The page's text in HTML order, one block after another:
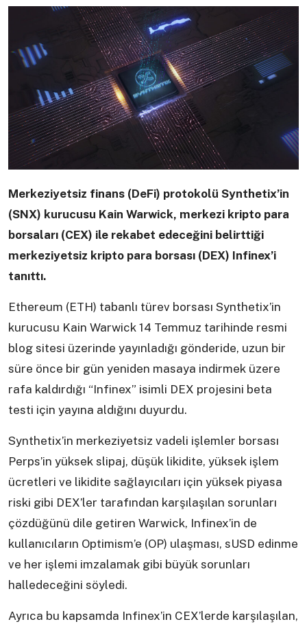
Merkeziyetsiz finans (DeFi) protokolü Synthetix’in
(SNX) kurucusu Kain Warwick, merkezi kripto para
borsaları (CEX) ile rekabet edeceğini belirttiği
merkeziyetsiz kripto para borsası (DEX) Infinex’i
tanıttı.
Ethereum (ETH) tabanlı türev borsası Synthetix’in
kurucusu Kain Warwick 14 Temmuz tarihinde resmi
blog sitesi üzerinde yayınladığı gönderide, uzun bir
süre önce bir gün yeniden masaya indirmek üzere
rafa kaldırdığı “Infinex” isimli DEX projesini beta
testi için yayına aldığını duyurdu.
Synthetix’in merkeziyetsiz vadeli işlemler borsası
Perps’in yüksek slipaj, düşük likidite, yüksek işlem
ücretleri ve likidite sağlayıcıları için yüksek piyasa
riski gibi DEX’ler tarafından karşılaşılan sorunları
çözdüğünü dile getiren Warwick, Infinex’in de
kullanıcıların Optimism’e (OP) ulaşması, sUSD edinme
ve her işlemi imzalamak gibi büyük sorunları
halledeceğini söyledi.
Ayrıca bu kapsamda Infinex’in CEX’lerde karşılaşılan,